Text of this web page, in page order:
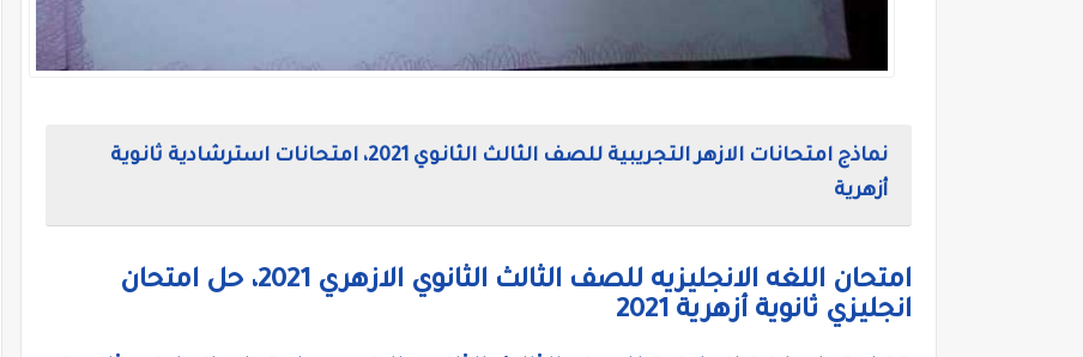
نماذج امتحانات الازهر التجريبية للصف الثالث الثانوي 2021، امتحانات استرشادية ثانوية
أزهرية
امتحان اللغه الانجليزيه للصف الثالث الثانوي الازهري 2021، حل امتحان
انجليزي ثانوية أزهرية 2021